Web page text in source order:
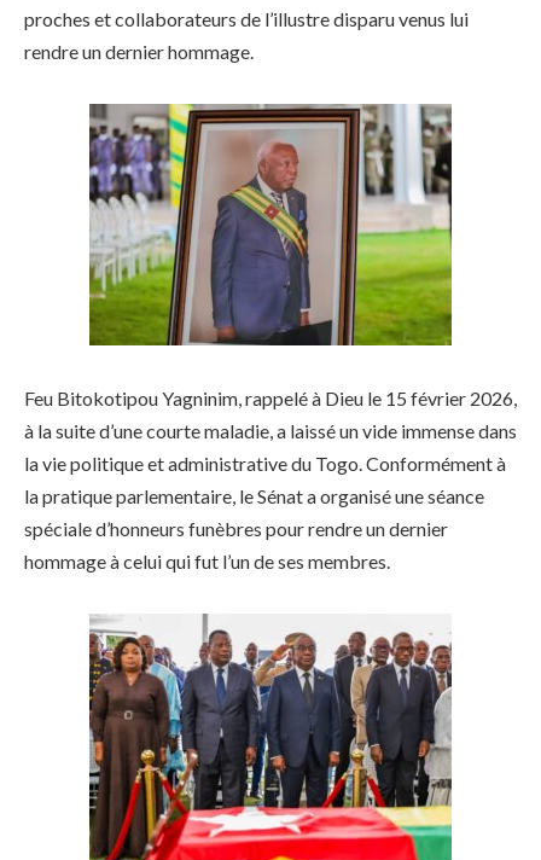
proches et collaborateurs de l’illustre disparu venus lui
rendre un dernier hommage.
Feu Bitokotipou Yagninim, rappelé à Dieu le 15 février 2026,
à la suite d’une courte maladie, a laissé un vide immense dans
la vie politique et administrative du Togo. Conformément à
la pratique parlementaire, le Sénat a organisé une séance
spéciale d’honneurs funèbres pour rendre un dernier
hommage à celui qui fut l’un de ses membres.